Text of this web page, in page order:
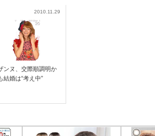
2010.11.29
ンヌ、交際順調明か
結婚は“考え中”